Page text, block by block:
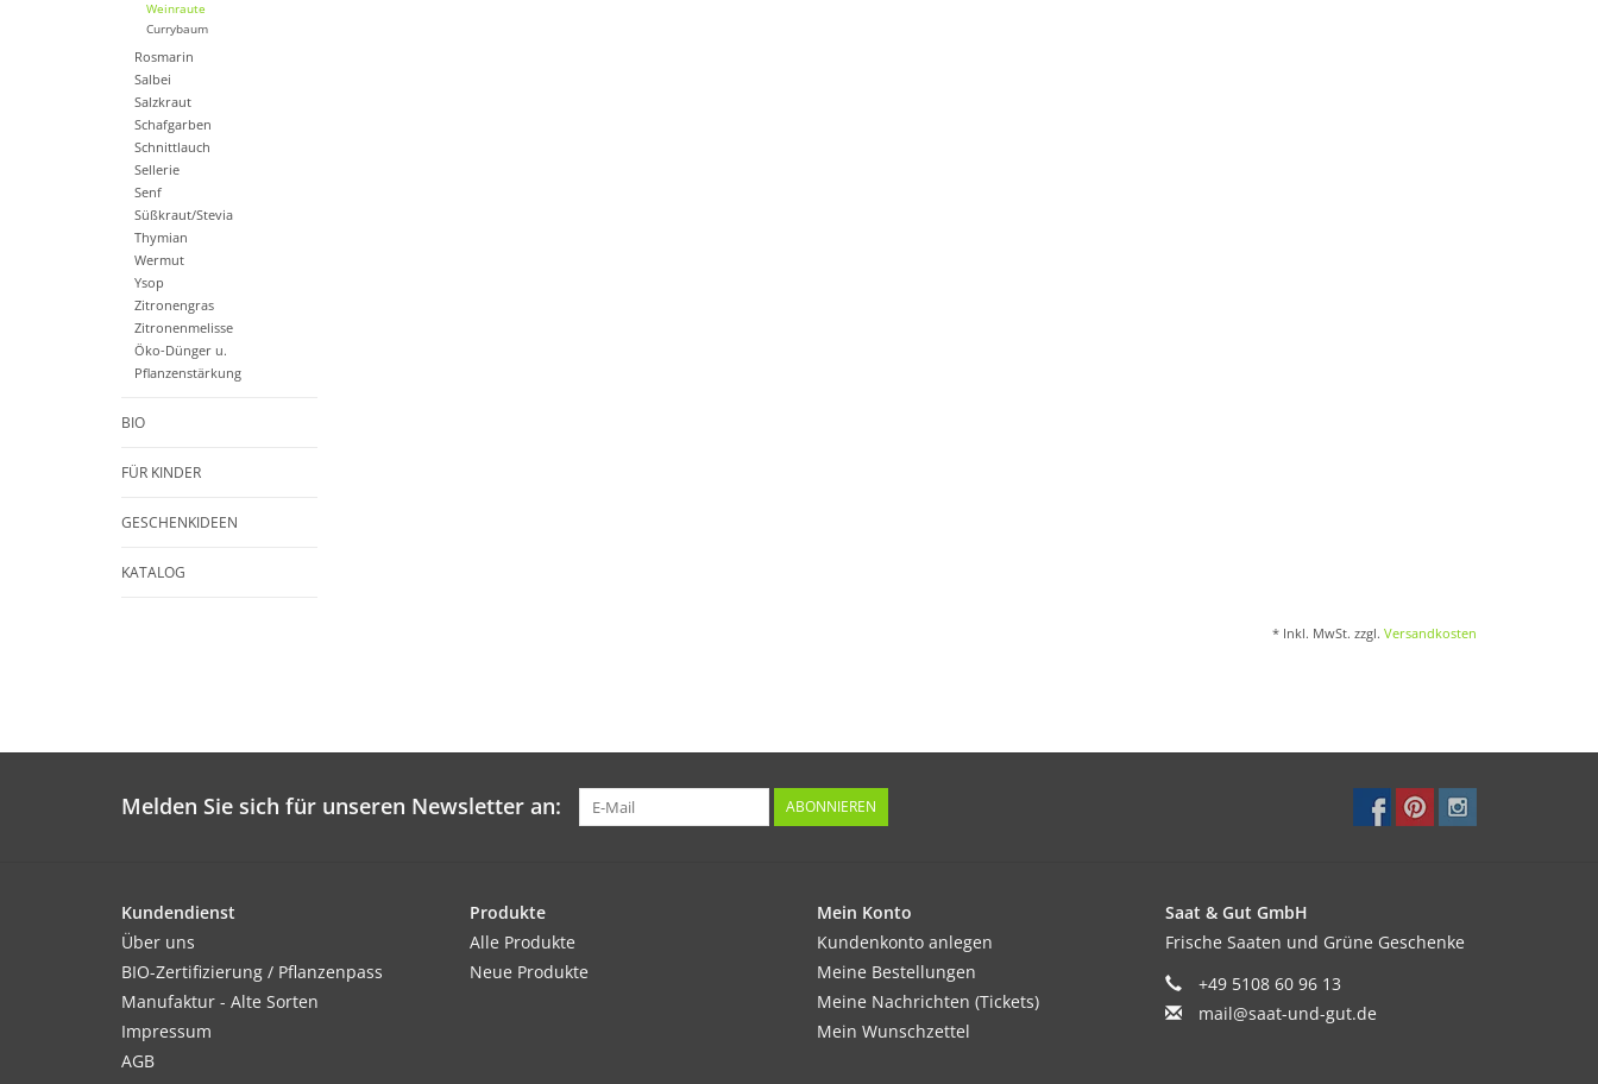
Weinraute
Currybaum
Rosmarin
Salbei
Salzkraut
Schafgarben
Schnittlauch
Sellerie
Senf
Süßkraut/Stevia
Thymian
Wermut
Ysop
Zitronengras
Zitronenmelisse
Öko-Dünger u.
Pflanzenstärkung
BIO
FÜR KINDER
GESCHENKIDEEN
KATALOG
* Inkl. MwSt. zzgl. Versandkosten
Melden Sie sich für unseren Newsletter an: ABONNIEREN
Kundendienst
Über uns
BIO-Zertifizierung / Pflanzenpass
Manufaktur - Alte Sorten
Impressum
AGB
Produkte
Alle Produkte
Neue Produkte
Mein Konto
Kundenkonto anlegen
Meine Bestellungen
Meine Nachrichten (Tickets)
Mein Wunschzettel
Saat & Gut GmbH
Frische Saaten und Grüne Geschenke
+49 5108 60 96 13
mail@saat-und-gut.de